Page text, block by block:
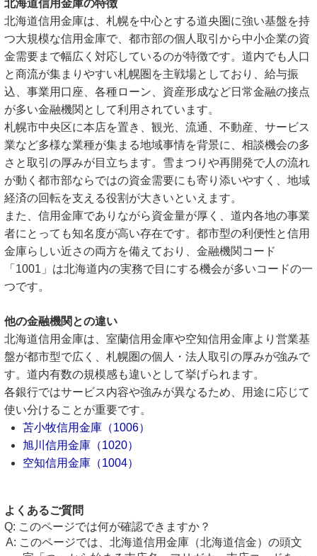
北海道信用金庫の特徴
北海道信用金庫は、札幌を中心とする道央圏に強い基盤を持
つ大規模な信用金庫で、都市部の個人取引から中小企業の資
金需要まで幅広く対応しているのが特徴です。道内でも人口
と商流が集まりやすい札幌圏を主戦場としており、給与振
込、事業用口座、各種ローン、資産形成など日常金融の接点
が多い金融機関として利用されています。
札幌市中央区に本店を置き、観光、流通、不動産、サービス
業など多様な業種が集まる地域事情を背景に、相談機会の多
さと取引の厚みが目立ちます。雪まつりや再開発で人の流れ
が動く都市部ならではの資金需要にも寄り添いやすく、地域
経済の回転を支える役割が大きいといえます。
また、信用金庫でありながら資金量が厚く、道内各地の事業
者にとっても知名度が高い存在です。都市型の利便性と信用
金庫らしい近さの両方を備えており、金融機関コード
「1001」は北海道内の実務で目にする機会が多いコードの一
つです。
他の金融機関との違い
北海道信用金庫は、室蘭信用金庫や空知信用金庫より営業基
盤が都市型で広く、札幌圏の個人・法人取引の厚みが強みで
す。道内有数の規模感も違いとして挙げられます。
各銀行ではサービス内容や強みが異なるため、用途に応じて
使い分けることが重要です。
苫小牧信用金庫（1006）
旭川信用金庫（1020）
空知信用金庫（1004）
よくあるご質問
このページでは何が確認できますか？
このページでは、北海道信用金庫（北海道信金）の頭文